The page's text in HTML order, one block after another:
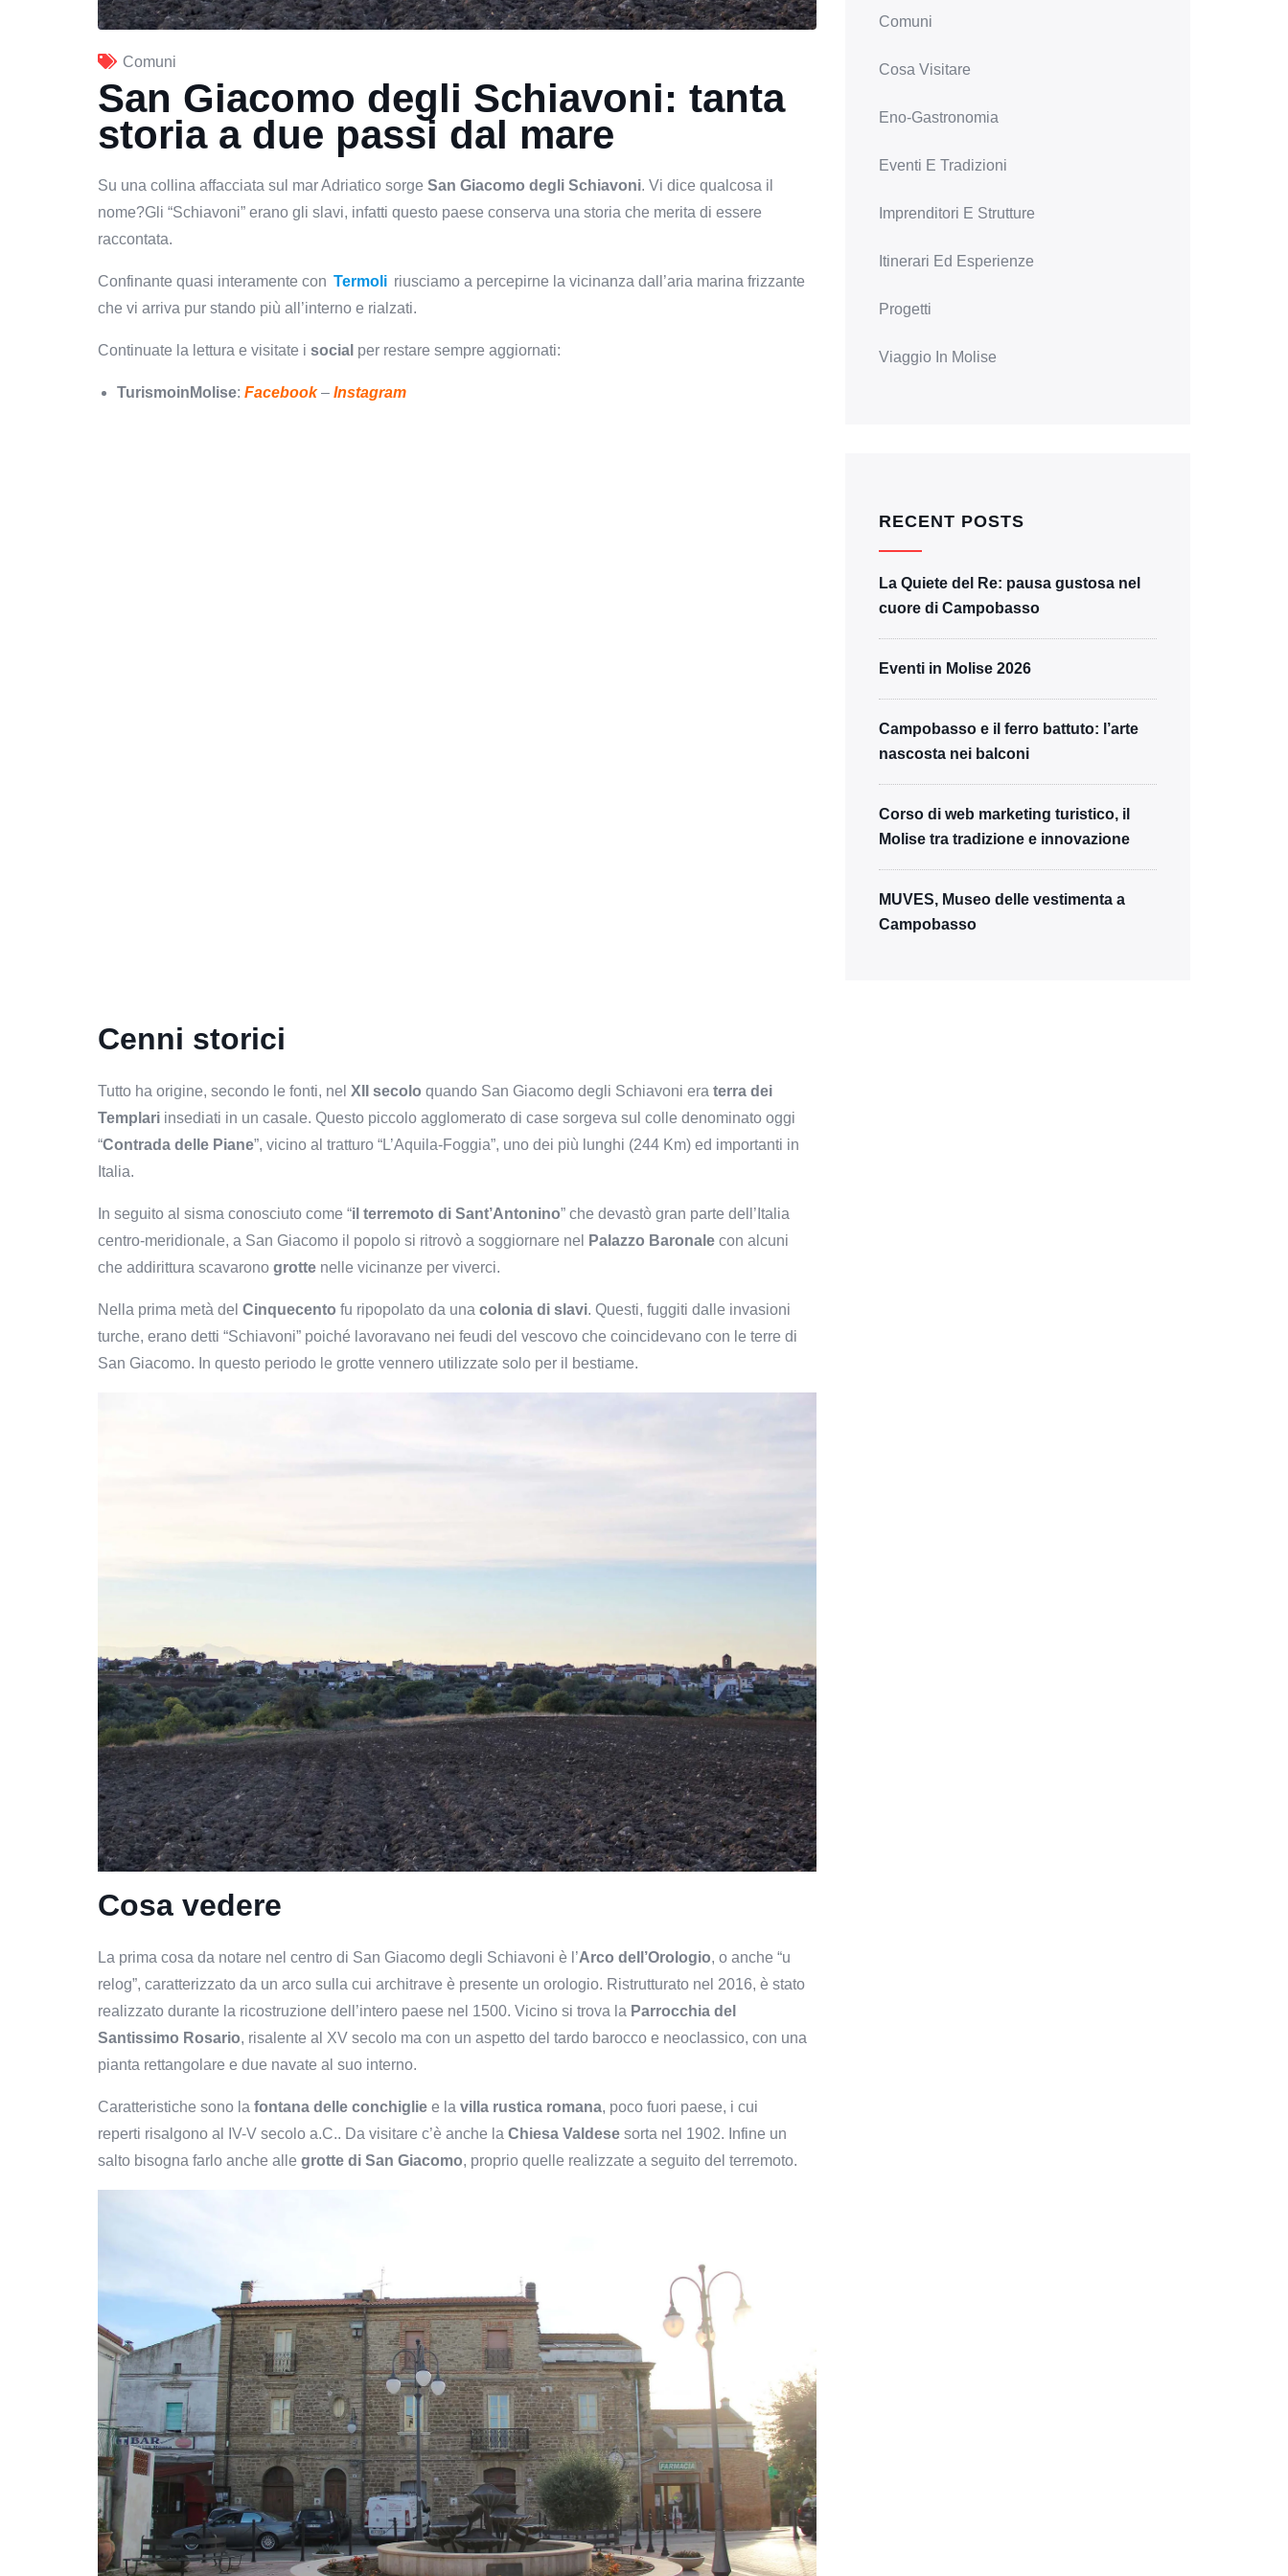
Comuni
San Giacomo degli Schiavoni: tanta
storia a due passi dal mare
Su una collina affacciata sul mar Adriatico sorge San Giacomo degli Schiavoni. Vi dice qualcosa il
nome?Gli “Schiavoni” erano gli slavi, infatti questo paese conserva una storia che merita di essere
raccontata.
Confinante quasi interamente con Termoli riusciamo a percepirne la vicinanza dall’aria marina frizzante
che vi arriva pur stando più all’interno e rialzati.
Continuate la lettura e visitate i social per restare sempre aggiornati:
TurismoinMolise: Facebook – Instagram
Cenni storici
Tutto ha origine, secondo le fonti, nel XII secolo quando San Giacomo degli Schiavoni era terra dei
Templari insediati in un casale. Questo piccolo agglomerato di case sorgeva sul colle denominato oggi
“Contrada delle Piane”, vicino al tratturo “L’Aquila-Foggia”, uno dei più lunghi (244 Km) ed importanti in
Italia.
In seguito al sisma conosciuto come “il terremoto di Sant’Antonino” che devastò gran parte dell’Italia
centro-meridionale, a San Giacomo il popolo si ritrovò a soggiornare nel
Palazzo Baronale con alcuni
che addirittura scavarono grotte nelle vicinanze per viverci.
Nella prima metà del Cinquecento fu ripopolato da una colonia di slavi. Questi, fuggiti dalle invasioni
turche, erano detti “Schiavoni” poiché lavoravano nei feudi del vescovo che coincidevano con le terre di
San Giacomo. n questo periodo le grotte vennero utilizzate solo per il bestiame.
Cosa vedere
La prima cosa da notare nel centro di San Giacomo degli Schiavoni è l’Arco dell’Orologio, o anche “u
relog”, caratterizzato da un arco sulla cui architrave è presente un orologio. Ristrutturato nel 2016, è stato
realizzato durante la ricostruzione dell’intero paese nel 1500. Vicino si trova la Parrocchia del
Santissimo Rosario, risalente al XV secolo ma con un aspetto del tardo barocco e neoclassico, con una
pianta rettangolare e due navate al suo interno.
Caratteristiche sono la fontana delle conchiglie e la villa rustica romana, poco fuori paese, i cui
reperti risalgono al IV-V secolo a.C.. Da visitare c’è anche la Chiesa Valdese sorta nel 1902. Infine un
salto bisogna farlo anche alle grotte di San Giacomo, proprio quelle realizzate a seguito del terremoto.
Comuni
Cosa Visitare
Eno-Gastronomia
Eventi E Tradizioni
Imprenditori E Strutture
Itinerari Ed Esperienze
Progetti
Viaggio In Molise
RECENT POSTS
La Quiete del Re: pausa gustosa nel
cuore di Campobasso
Eventi in Molise 2026
Campobasso e il ferro battuto: l’arte
nascosta nei balconi
Corso di web marketing turistico, il
Molise tra tradizione e innovazione
MUVES, Museo delle vestimenta a
Campobasso